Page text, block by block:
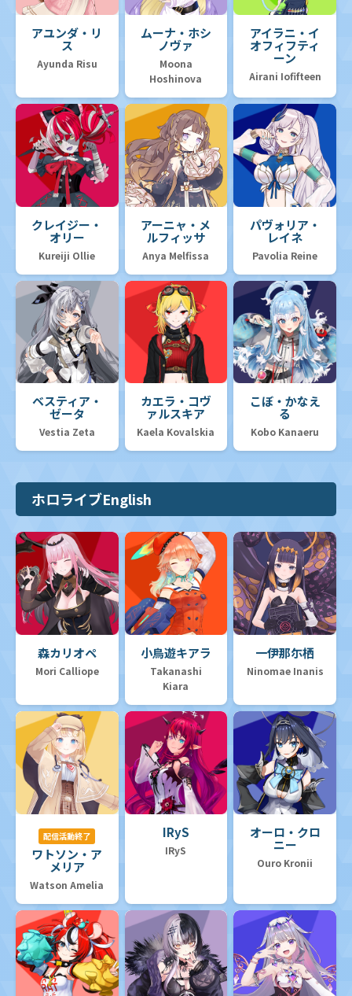
アユンダ・リ
ス
Ayunda Risu
ムーナ・ホシ
ノヴァ
Moona
Hoshinova
アイラニ・イ
オフィフティ
ーン
Airani Iofifteen
クレイジー・
オリー
Kureiji Ollie
アーニャ・メ
ルフィッサ
Anya Melfissa
パヴォリア・
レイネ
Pavolia Reine
ベスティア・
ゼータ
Vestia Zeta
カエラ・コヴ
ァルスキア
Kaela Kovalskia
こぼ・かなえ
る
Kobo Kanaeru
ホロライブEnglish
森カリオペ
Mori Calliope
小鳥遊キアラ
Takanashi
Kiara
一伊那尓栖
Ninomae Inanis
配信活動終了
ワトソン・ア
メリア
Watson Amelia
IRyS
IRyS
オーロ・クロ
ニー
Ouro Kronii